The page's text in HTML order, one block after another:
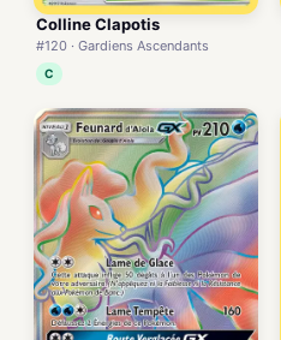
Colline Clapotis
#120 · Gardiens Ascendants
C